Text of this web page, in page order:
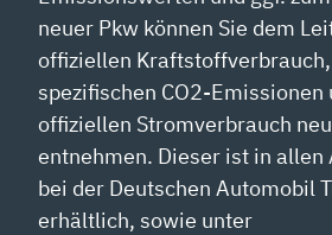
neuer Pkw können Sie dem
offiziellen
spezifischen CO2-Emissionen
offiziellen Stromverbrauch
entnehmen. Dieser ist in allen
bei der Deutschen Automobil
erhältlich, sowie unter